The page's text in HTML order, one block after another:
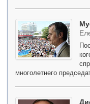
многолетнего